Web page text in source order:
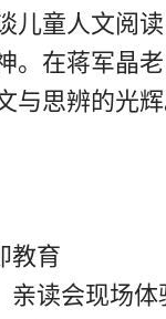
儿童人文阅
。在蒋军晶
与思辨的光
教育
亲读会现场体